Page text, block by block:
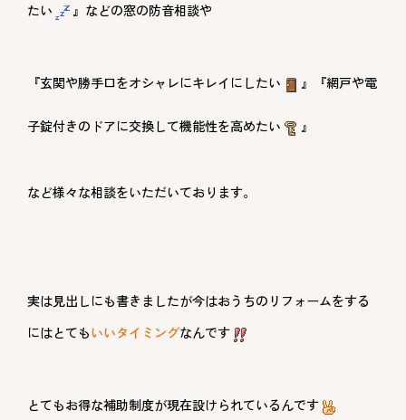
たい 』などの窓の防音相談や
『玄関や勝手口をオシャレにキレイにしたい 』『網戸や電
子錠付きのドアに交換して機能性を高めたい 』
など様々な相談をいただいております。
実は見出しにも書きましたが今はおうちのリフォームをする
にはとてもいいタイミングなんです
とてもお得な補助制度が現在設けられているんです